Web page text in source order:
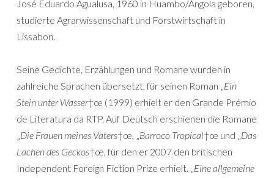
José Eduardo Agualusa, 1960 in Huambo/Angola geboren,
studierte Agrarwissenschaft und Forstwirtschaft in
Lissabon.
Seine Gedichte, Erzählungen und Romane wurden in
zahlreiche Sprachen übersetzt, für seinen Roman „Ein
Stein unter Wasser†œ (1999) erhielt er den Grande Prémio
de Literatura da RTP. Auf Deutsch erschienen die Romane
„Die Frauen meines Vaters†œ, „Barroco Tropical†œ und „Das
Lachen des Geckos†œ, für den er 2007 den britischen
Independent Foreign Fiction Prize erhielt. „Eine allgemeine